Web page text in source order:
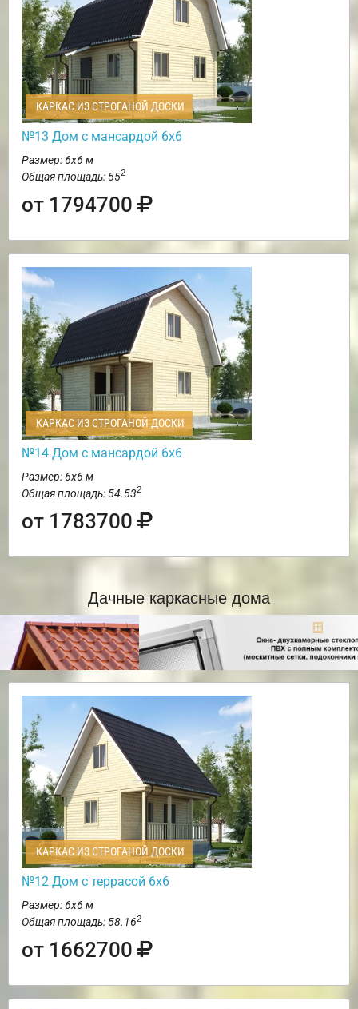
КАРКАС ИЗ СТРОГАНОЙ ДОСКИ
№13 Дом с мансардой 6х6
Размер: 6х6 м
Общая площадь: 552
от 1794700
КАРКАС ИЗ СТРОГАНОЙ ДОСКИ
№14 Дом с мансардой 6х6
Размер: 6х6 м
Общая площадь: 54.532
от 1783700
Дачные каркасные дома
КАРКАС ИЗ СТРОГАНОЙ ДОСКИ
№12 Дом с террасой 6х6
Размер: 6х6 м
Общая площадь: 58.162
от 1662700